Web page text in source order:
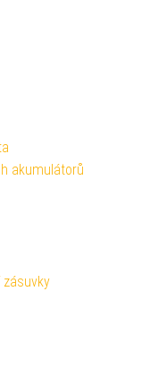
akumulátorů
zásuvky